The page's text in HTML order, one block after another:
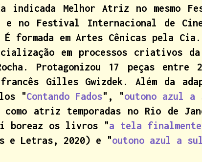
indicada Melhor Atriz no mesmo
e no Festival Internacional de
formada em Artes Cênicas pela
em processos criativos da
Protagonizou 17 peças
Gilles Gwizdek. Além da
"Contando Fados", "outono azul a
atriz temporadas no Rio de
boreaz os livros "a tela finalmente
e Letras, 2020) e "outono azul a sul